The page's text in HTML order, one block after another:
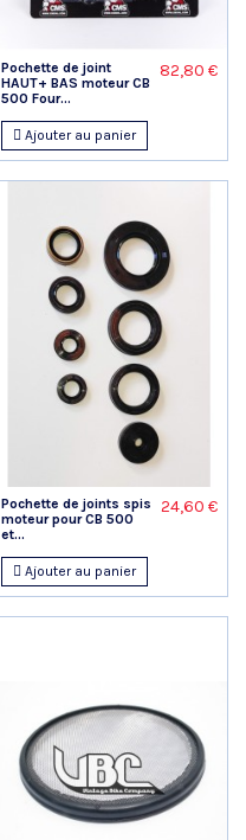
Pochette de joint
HAUT+ BAS moteur CB
500 Four...
82,80 €
Ajouter au panier
Pochette de joints spis
moteur pour CB 500
et...
24,60 €
Ajouter au panier